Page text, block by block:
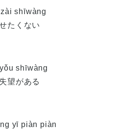
shīwàng
たくない
shīwàng
望がある
yī piàn piàn